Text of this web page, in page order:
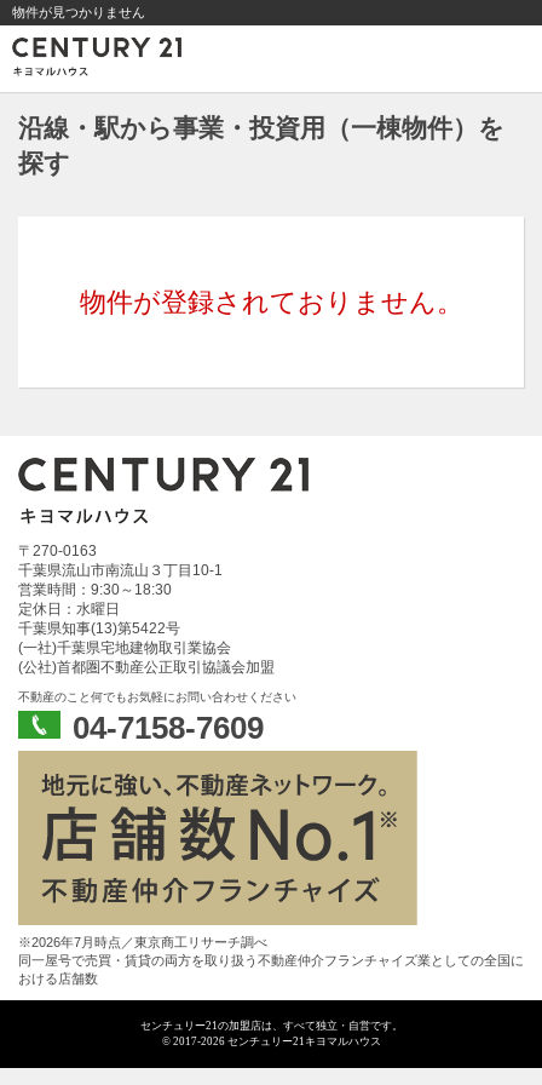
物件が見つかりません
沿線・駅から事業・投資用（一棟物件）を
探す
物件が登録されておりません。
〒270-0163
千葉県流山市南流山３丁目10-1
営業時間：9:30～18:30
定休日：水曜日
千葉県知事(13)第5422号
(一社)千葉県宅地建物取引業協会
(公社)首都圏不動産公正取引協議会加盟
不動産のこと何でもお気軽にお問い合わせください
04-7158-7609
※2026年7月時点／東京商工リサーチ調べ
同一屋号で売買・賃貸の両方を取り扱う不動産仲介フランチャイズ業としての全国に
おける店舗数
センチュリー21の加盟店は、すべて独立・自営です。
© 2017-2026 センチュリー21キヨマルハウス